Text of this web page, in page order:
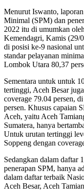
Menurut Iswanto,
Minimal (SPM) dan
2022 itu di umumkan
Kemendagri, Kamis (29/
di posisi ke-9 nasional
standar pelayanan
Lombok Utara 80,37
Sementara untuk untuk
tertinggi, Aceh Besar
coverage 79.04 persen,
persen. Khusus capaian
Aceh, yaitu Aceh
Sumatera, hanya
Untuk urutan tertinggi
Soppeng dengan
Sedangkan dalam daftar
penerapan SPM, hanya
dalam daftar terbaik
Aceh Besar, Aceh